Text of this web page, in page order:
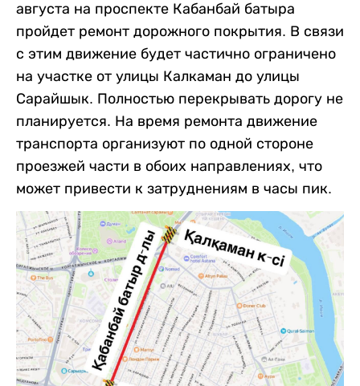
августа на проспекте Кабанбай батыра
пройдет ремонт дорожного покрытия. В связи
с этим движение будет частично ограничено
на участке от улицы Калкаман до улицы
Сарайшык. Полностью перекрывать дорогу не
планируется. На время ремонта движение
транспорта организуют по одной стороне
проезжей части в обоих направлениях, что
может привести к затруднениям в часы пик.